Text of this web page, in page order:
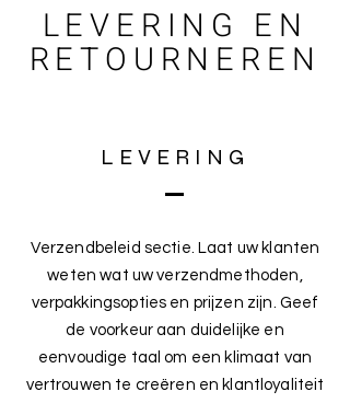
​LEVERING EN
RETOURNEREN
LEVERING
Verzendbeleid sectie. Laat uw klanten
weten wat uw verzendmethoden,
verpakkingsopties en prijzen zijn. Geef
de voorkeur aan duidelijke en
eenvoudige taal om een klimaat van
vertrouwen te creëren en klantloyaliteit